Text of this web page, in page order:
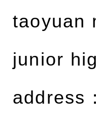
taoyuan
junior
address：